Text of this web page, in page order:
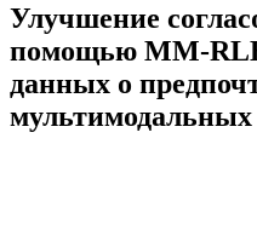
Улучшение
помощью MM-
данных о
мультимодальных